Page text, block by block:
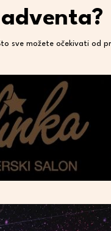
sve možete očekivati od